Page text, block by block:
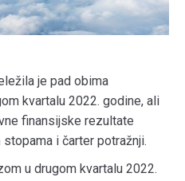
je pad obima
kvartalu 2022. godine, ali
finansijske rezultate
i čarter potražnji.
u drugom kvartalu 2022.